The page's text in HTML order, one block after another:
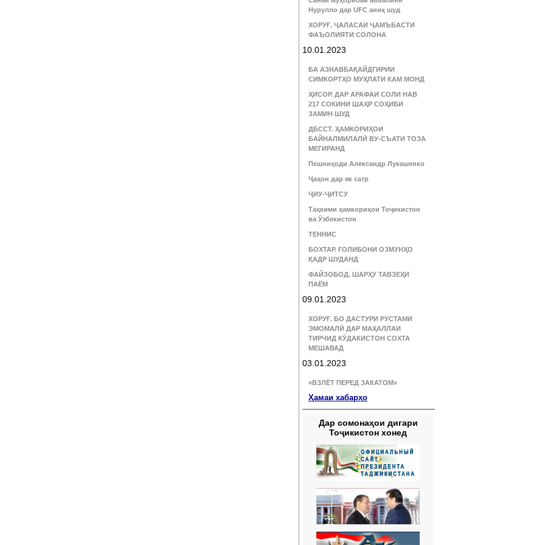
Нурулло дар UFC аниқ шуд
ХОРУҒ. ҶАЛАСАИ ҶАМЪБАСТИ
ФАЪОЛИЯТИ СОЛОНА
10.01.2023
БА АЗНАВБАҚАЙДГИРИИ
СИМКОРТҲО МУҲЛАТИ КАМ МОНД
ҲИСОР. ДАР АРАФАИ СОЛИ НАВ
217 СОКИНИ ШАҲР СОҲИБИ
ЗАМИН ШУД
ДБССТ. ҲАМКОРИҲОИ
БАЙНАЛМИЛАЛӢ ВУ-СЪАТИ ТОЗА
МЕГИРАНД
Пешниҳоди Александр Лукашенко
Ҷаҳон дар як сатр
ҶИУ-ҶИТСУ
Таҳкими ҳамкориҳои Тоҷикистон
ва Ӯзбекистон
ТЕННИС
БОХТАР. ҒОЛИБОНИ ОЗМУНҲО
ҚАДР ШУДАНД
ФАЙЗОБОД. ШАРҲУ ТАВЗЕҲИ
ПАЁМ
09.01.2023
ХОРУҒ. БО ДАСТУРИ РУСТАМИ
ЭМОМАЛӢ ДАР МАҲАЛЛАИ
ТИРЧИД КӮДАКИСТОН СОХТА
МЕШАВАД
03.01.2023
«ВЗЛЁТ ПЕРЕД ЗАКАТОМ»
Ҳамаи хабарҳо
Дар сомонаҳои дигари
Тоҷикистон хонед